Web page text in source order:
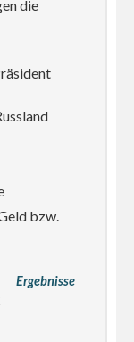
die
bzw.
Ergebnisse